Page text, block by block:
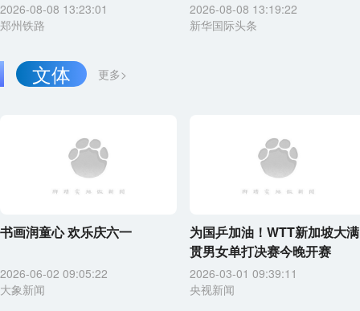
2026-08-08 13:23:01
郑州铁路
2026-08-08 13:19:22
新华国际头条
更多>
文体
书画润童心 欢乐庆六一
2026-06-02 09:05:22
大象新闻
为国乒加油！WTT新加坡大满
贯男女单打决赛今晚开赛
2026-03-01 09:39:11
央视新闻